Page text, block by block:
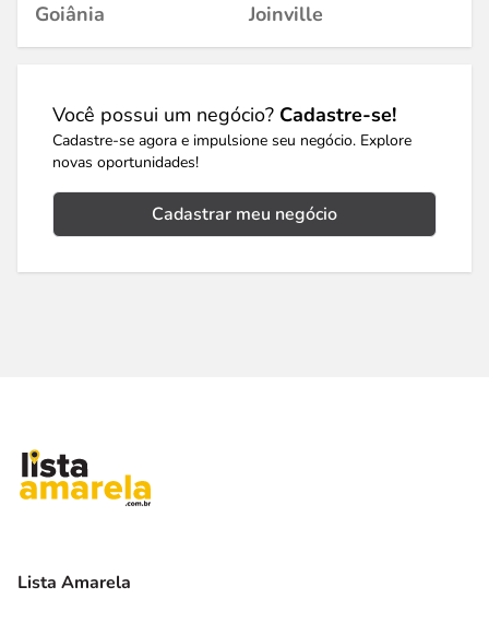
Goiânia
Joinville
Você possui um negócio? Cadastre-se!
Cadastre-se agora e impulsione seu negócio. Explore
novas oportunidades!
Cadastrar meu negócio
Lista Amarela